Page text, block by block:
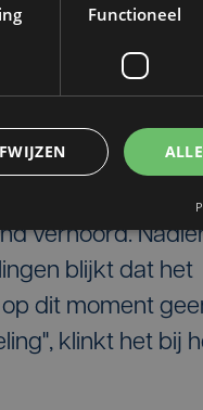
Oostende levert vijf
verhoord.
blijkt dat het
dit moment
klinkt het bij
Functioneel